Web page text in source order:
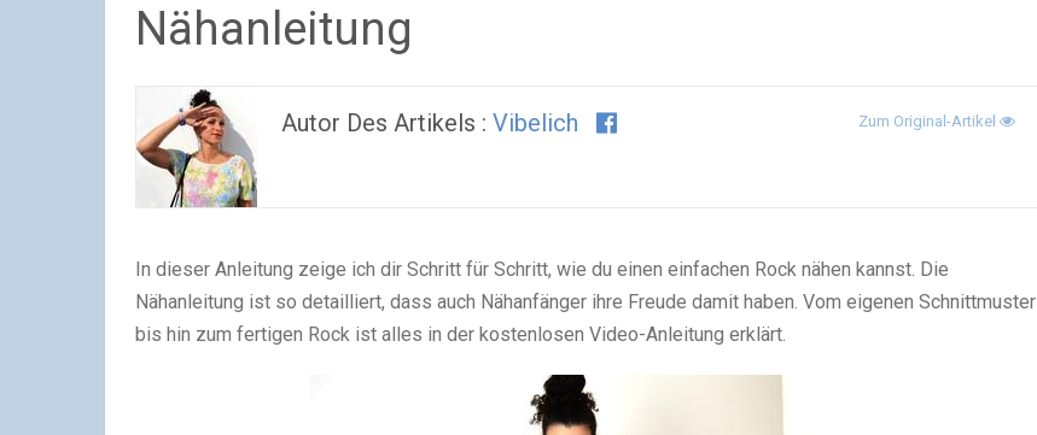
Nähanleitung
Autor Des Artikels : Vibelich Zum Original-Artikel
In dieser Anleitung zeige ich dir Schritt für Schritt, wie du einen einfachen Rock nähen kannst. Die
Nähanleitung ist so detailliert, dass auch Nähanfänger ihre Freude damit haben. Vom eigenen Schnittmuster
bis hin zum fertigen Rock ist alles in der kostenlosen Video-Anleitung erklärt.